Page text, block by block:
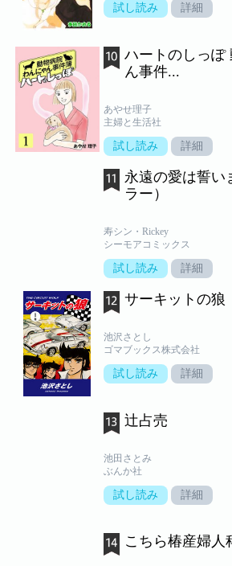
試し読み 詳細
ハートのしっぽ
ん事件...
あやせ理子
主婦と生活社
試し読み 詳細
永遠の愛は誓い
ラー）
寿シン・Rickey
シーモアコミックス
試し読み 詳細
サーキットの狼
池沢さとし
ゴマブックス株式会社
試し読み 詳細
辻占売
池田さとみ
ぶんか社
試し読み 詳細
こちら椿産婦人